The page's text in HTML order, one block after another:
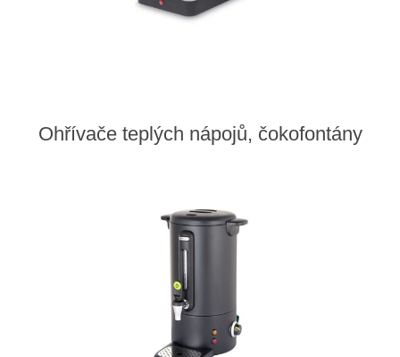
Ohřívače teplých nápojů, čokofontány